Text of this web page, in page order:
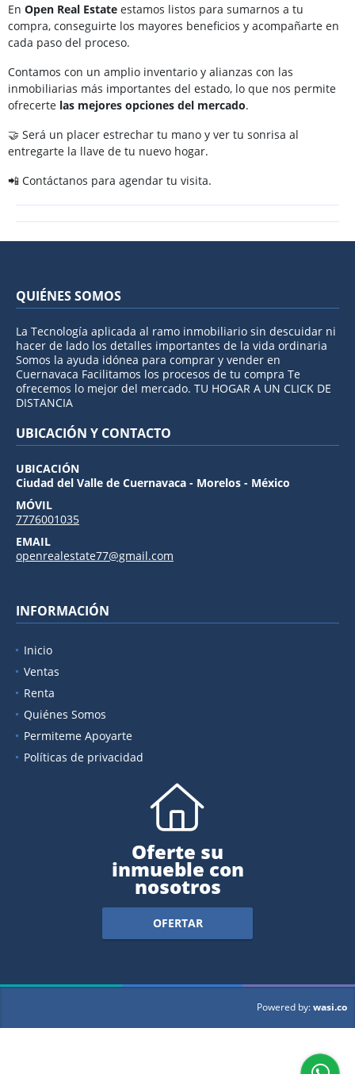
En Open Real Estate estamos listos para sumarnos a tu
compra, conseguirte los mayores beneficios y acompañarte en
cada paso del proceso.
Contamos con un amplio inventario y alianzas con las
inmobiliarias más importantes del estado, lo que nos permite
ofrecerte las mejores opciones del mercado.
🤝 Será un placer estrechar tu mano y ver tu sonrisa al
entregarte la llave de tu nuevo hogar.
📲 Contáctanos para agendar tu visita.
QUIÉNES SOMOS
La Tecnología aplicada al ramo inmobiliario sin descuidar ni
hacer de lado los detalles importantes de la vida ordinaria
Somos la ayuda idónea para comprar y vender en
Cuernavaca Facilitamos los procesos de tu compra Te
ofrecemos lo mejor del mercado. TU HOGAR A UN CLICK DE
DISTANCIA
UBICACIÓN Y CONTACTO
UBICACIÓN
Ciudad del Valle de Cuernavaca - Morelos - México
MÓVIL
7776001035
EMAIL
openrealestate77@gmail.com
INFORMACIÓN
Inicio
Ventas
Renta
Quiénes Somos
Permiteme Apoyarte
Políticas de privacidad
Oferte su
inmueble con
nosotros
OFERTAR
Powered by:wasi.co